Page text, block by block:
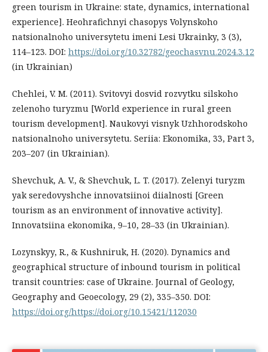
green tourism in Ukraine: state, dynamics, international
experience]. Heohrafichnyi chasopys Volynskoho
natsionalnoho universytetu imeni Lesi Ukrainky, 3 (3),
114–123. DOI: https://doi.org/10.32782/geochasvnu.2024.3.12
(in Ukrainian)
Chehlei, V. M. (2011). Svitovyi dosvid rozvytku silskoho
zelenoho turyzmu [World experience in rural green
tourism development]. Naukovyi visnyk Uzhhorodskoho
natsionalnoho universytetu. Seriia: Ekonomika, 33, Part 3,
203–207 (in Ukrainian).
Shevchuk, A. V., & Shevchuk, L. T. (2017). Zelenyi turyzm
yak seredovyshche innovatsiinoi diialnosti [Green
tourism as an environment of innovative activity].
Innovatsiina ekonomika, 9–10, 28–33 (in Ukrainian).
Lozynskyy, R., & Kushniruk, H. (2020). Dynamics and
geographical structure of inbound tourism in political
transit countries: case of Ukraine. Journal of Geology,
Geography and Geoecology, 29 (2), 335–350. DOI:
https://doi.org/https://doi.org/10.15421/112030